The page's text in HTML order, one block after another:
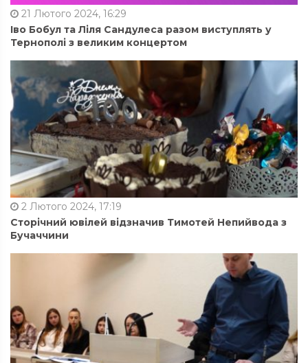
21 Лютого 2024, 16:29
Іво Бобул та Ліля Сандулеса разом виступлять у
Тернополі з великим концертом
2 Лютого 2024, 17:19
Сторічний ювілей відзначив Тимотей Непийвода з
Бучаччини